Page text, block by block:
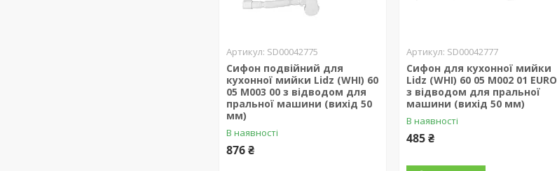
SD00042775
Сифон подвійний для
кухонної мийки Lidz (WHI) 60
05 M003 00 з відводом для
пральної машини (вихід 50
мм)
В наявності
876 ₴
SD00042777
Сифон для кухонної мийки
Lidz (WHI) 60 05 M002 01 EURO
з відводом для пральної
машини (вихід 50 мм)
В наявності
485 ₴